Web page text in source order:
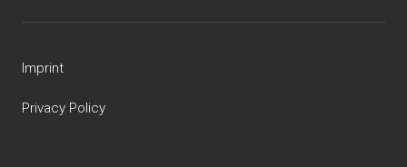
Imprint
Privacy Policy